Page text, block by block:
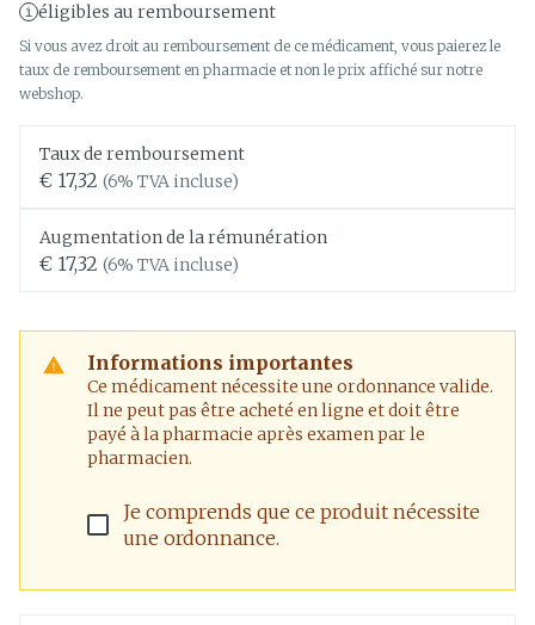
éligibles au remboursement
Si vous avez droit au remboursement de ce médicament, vous paierez le
taux de remboursement en pharmacie et non le prix affiché sur notre
webshop.
Taux de remboursement
€ 17,32 (6% TVA incluse)
Augmentation de la rémunération
€ 17,32 (6% TVA incluse)
Informations importantes
Ce médicament nécessite une ordonnance valide.
Il ne peut pas être acheté en ligne et doit être
payé à la pharmacie après examen par le
pharmacien.
Je comprends que ce produit nécessite
une ordonnance.